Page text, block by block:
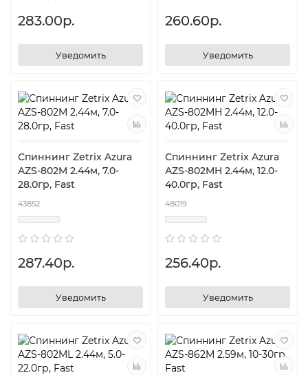
283.00р.
Уведомить
260.60р.
Уведомить
Спиннинг Zetrix Azura
AZS-802M 2.44м, 7.0-
28.0гр, Fast
43852
287.40р.
Уведомить
Спиннинг Zetrix Azura
AZS-802MH 2.44м, 12.0-
40.0гр, Fast
48019
256.40р.
Уведомить